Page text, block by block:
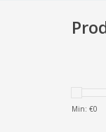
Min: €0